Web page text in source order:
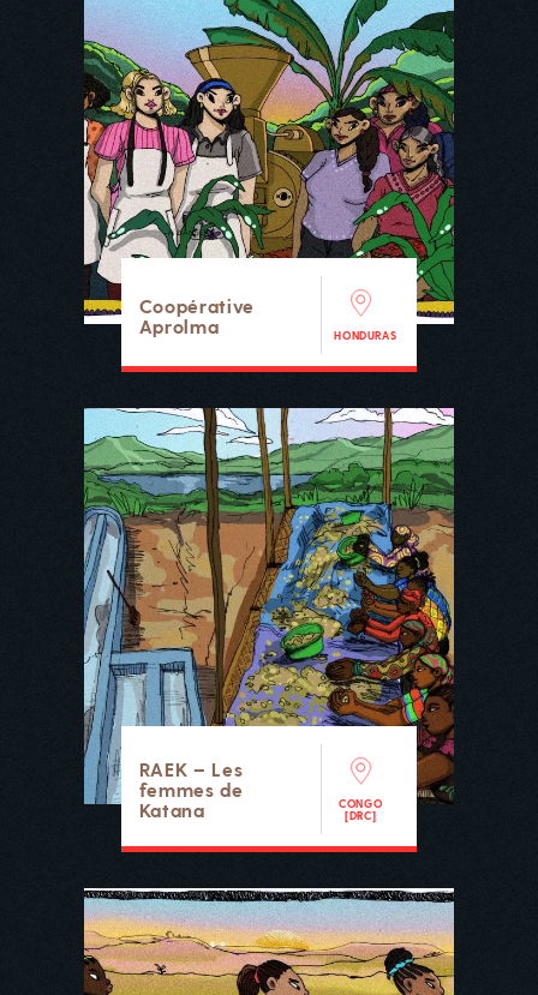
Coopérative
Aprolma
HONDURAS
RAEK – Les
femmes de
Katana
CONGO
[DRC]